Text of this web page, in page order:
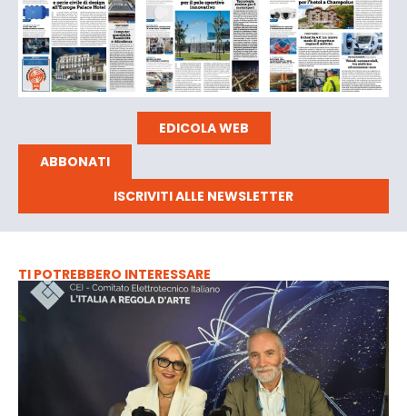
EDICOLA WEB
ABBONATI
ISCRIVITI ALLE NEWSLETTER
TI POTREBBERO INTERESSARE